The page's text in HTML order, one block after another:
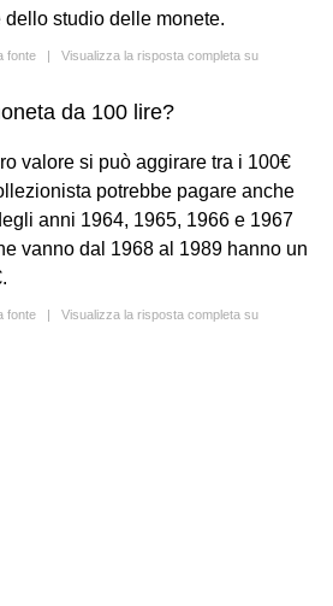
studio delle monete.
fonte | Visualizza la risposta completa su
da 100 lire?
valore si può aggirare tra i 100€
potrebbe pagare anche
anni 1964, 1965, 1966 e 1967
vanno dal 1968 al 1989 hanno un
fonte | Visualizza la risposta completa su